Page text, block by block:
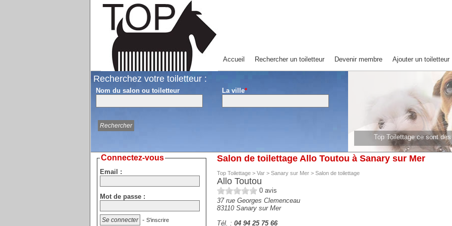
Accueil Rechercher un toiletteur Devenir membre Ajouter un toiletteur
Recherchez votre toiletteur :
Nom du salon ou toiletteur La ville*
Top Toilettage ce sont
Top Toilettage ce sont
Salon de toilettage Allo Toutou à Sanary sur Mer
Top Toilettage> Var> Sanary sur Mer> Salon de toilettage
Allo Toutou
0avis
37 rue Georges Clemenceau
83110 Sanary sur Mer
Tél. : 04 94 25 75 66
Connectez-vous
Email :
Mot de passe :
- S'inscrire